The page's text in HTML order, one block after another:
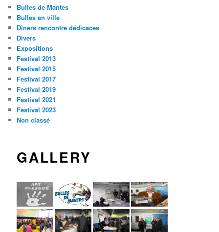
Bulles de Mantes
Bulles en ville
Dîners rencontre dédicaces
Divers
Expositions
Festival 2013
Festival 2015
Festival 2017
Festival 2019
Festival 2021
Festival 2023
Non classé
GALLERY